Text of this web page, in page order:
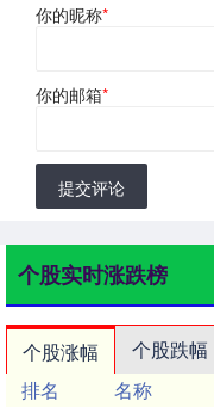
你的昵称*
你的邮箱*
提交评论
个股实时涨跌榜
个股涨幅 个股跌幅
排名
名称